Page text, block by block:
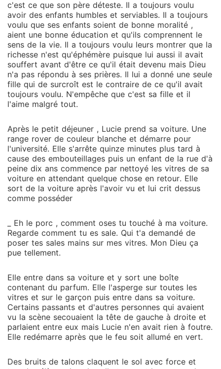
c'est ce que son père déteste. Il a toujours voulu
avoir des enfants humbles et serviables. Il a toujours
voulu que ses enfants soient de bonne moralité ,
aient une bonne éducation et qu'ils comprennent le
sens de la vie. Il a toujours voulu leurs montrer que la
richesse n'est qu'éphémère puisque lui aussi il avait
souffert avant d'être ce qu'il était devenu mais Dieu
n'a pas répondu à ses prières. Il lui a donné une seule
fille qui de surcroît est le contraire de ce qu'il avait
toujours voulu. N'empêche que c'est sa fille et il
l'aime malgré tout.
Après le petit déjeuner , Lucie prend sa voiture. Une
range rover de couleur blanche et démarre pour
l'université. Elle s'arrête quinze minutes plus tard à
cause des embouteillages puis un enfant de la rue d'à
peine dix ans commence par nettoyé les vitres de sa
voiture en attendant quelque chose en retour. Elle
sort de la voiture après l'avoir vu et lui crit dessus
comme posséder
_ Eh le porc , comment oses tu touché à ma voiture.
Regarde comment tu es sale. Qui t'a demandé de
poser tes sales mains sur mes vitres. Mon Dieu ça
pue tellement.
Elle entre dans sa voiture et y sort une boîte
contenant du parfum. Elle l'asperge sur toutes les
vitres et sur le garçon puis entre dans sa voiture.
Certains passants et d'autres personnes qui avaient
vu la scène secouaient la tête de gauche à droite et
parlaient entre eux mais Lucie n'en avait rien à foutre.
Elle redémarre après que le feu soit allumé en vert.
Des bruits de talons claquent le sol avec force et